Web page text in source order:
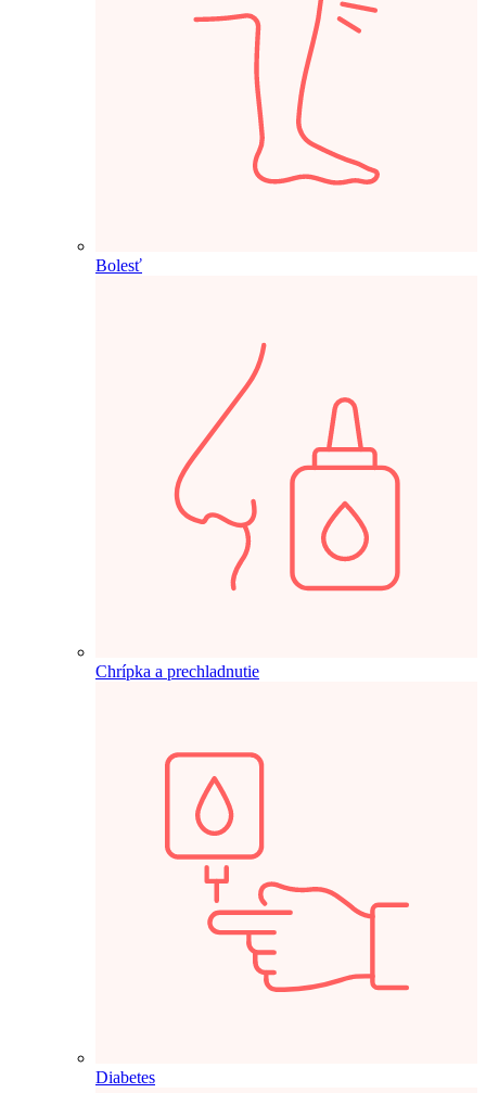
Bolesť
Chrípka a prechladnutie
Diabetes